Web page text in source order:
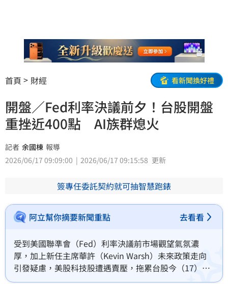
首頁 財經 看新聞換好禮
開盤／Fed利率決議前夕！台股開盤
重挫近400點 AI族群熄火
記者 余國棟 報導
2026/06/17 09:09:00
2026/06/17 09:15:58 更新
簽專任委託契約就可抽智慧跑錶
阿立幫你摘要新聞重點 去看看
受到美國聯準會（Fed）利率決議前市場觀望氣氛濃
厚，加上新任主席華許（Kevin Warsh）未來政策走向
引發疑慮，美股科技股遭遇賣壓，拖累台股今（17）日
開盤表現疲弱。加權指數開盤下跌354.93點至45454.26